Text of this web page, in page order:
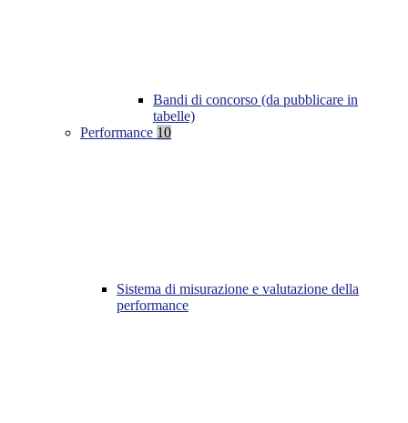
Bandi di concorso (da pubblicare in
tabelle)
Performance 10
Sistema di misurazione e valutazione della
performance